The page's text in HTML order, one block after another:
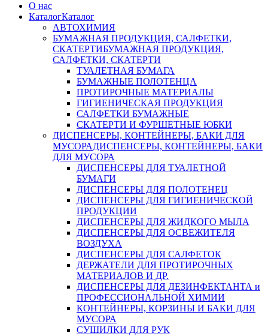
О нас
КаталогКаталог
АВТОХИМИЯ
БУМАЖНАЯ ПРОДУКЦИЯ, САЛФЕТКИ,
СКАТЕРТИБУМАЖНАЯ ПРОДУКЦИЯ,
САЛФЕТКИ, СКАТЕРТИ
ТУАЛЕТНАЯ БУМАГА
БУМАЖНЫЕ ПОЛОТЕНЦА
ПРОТИРОЧНЫЕ МАТЕРИАЛЫ
ГИГИЕНИЧЕСКАЯ ПРОДУКЦИЯ
САЛФЕТКИ БУМАЖНЫЕ
СКАТЕРТИ И ФУРШЕТНЫЕ ЮБКИ
ДИСПЕНСЕРЫ, КОНТЕЙНЕРЫ, БАКИ ДЛЯ
МУСОРАДИСПЕНСЕРЫ, КОНТЕЙНЕРЫ, БАКИ
ДЛЯ МУСОРА
ДИСПЕНСЕРЫ ДЛЯ ТУАЛЕТНОЙ
БУМАГИ
ДИСПЕНСЕРЫ ДЛЯ ПОЛОТЕНЕЦ
ДИСПЕНСЕРЫ ДЛЯ ГИГИЕНИЧЕСКОЙ
ПРОДУКЦИИ
ДИСПЕНСЕРЫ ДЛЯ ЖИДКОГО МЫЛА
ДИСПЕНСЕРЫ ДЛЯ ОСВЕЖИТЕЛЯ
ВОЗДУХА
ДИСПЕНСЕРЫ ДЛЯ САЛФЕТОК
ДЕРЖАТЕЛИ ДЛЯ ПРОТИРОЧНЫХ
МАТЕРИАЛОВ И ДР.
ДИСПЕНСЕРЫ ДЛЯ ДЕЗИНФЕКТАНТА и
ПРОФЕССИОНАЛЬНОЙ ХИМИИ
КОНТЕЙНЕРЫ, КОРЗИНЫ И БАКИ ДЛЯ
МУСОРА
СУШИЛКИ ДЛЯ РУК